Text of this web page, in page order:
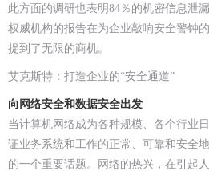
此方面的调研也表明84％的机密信息泄
权威机构的报告在为企业敲响安全警钟
捉到了无限的商机。
艾克斯特：打造企业的“安全通道”
向网络安全和数据安全出发
当计算机网络成为各种规模、各个行业
证业务系统和工作的正常、可靠和安全
的一个重要话题。网络的热兴，在引起